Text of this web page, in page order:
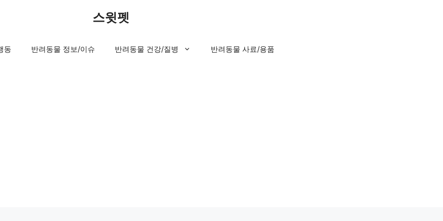
스윗펫
동 반려동물 정보/이슈 반려동물 건강/질병 반려동물 사료/용품